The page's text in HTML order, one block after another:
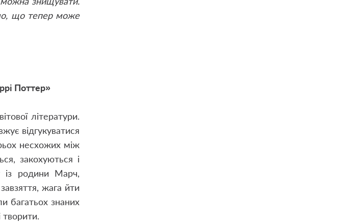
що тепер може
Поттер»
літератури.
відгукуватися
несхожих між
закохуються і
родини Марч,
жага йти
багатьох знаних
творити.